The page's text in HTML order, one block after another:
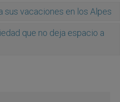
sus vacaciones en los Alpes
que no deja espacio a